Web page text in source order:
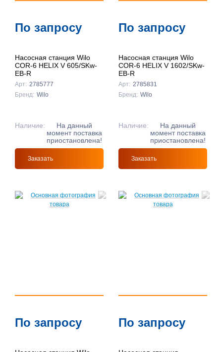
По запросу
Насосная станция Wilo
COR-6 HELIX V 605/SKw-
EB-R
Арт: 2785777
Бренд: Wilo
Наличие:
На данный
момент поставка
приостановлена!
Заказать
По запросу
Насосная станция Wilo
COR-6 HELIX V 1602/SKw-
EB-R
Арт: 2785831
Бренд: Wilo
Наличие:
На данный
момент поставка
приостановлена!
Заказать
По запросу По запросу